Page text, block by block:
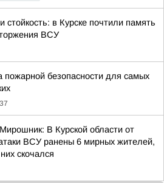
стойкость: в Курске почтили память
ВСУ
пожарной безопасности для самых
В Курской области от
ВСУ ранены 6 мирных жителей,
скочался